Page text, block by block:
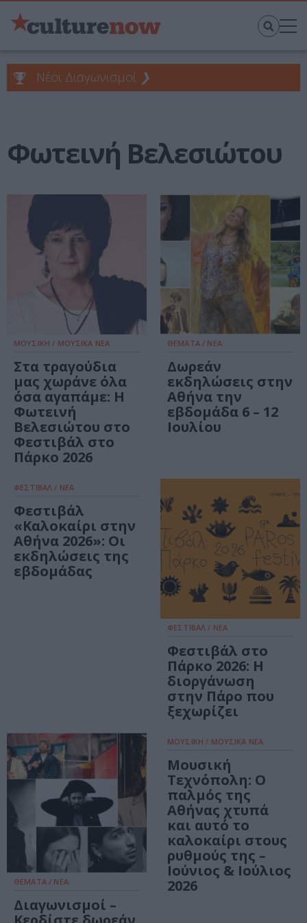
Νέοι Διαγωνισμοί ❯
Φωτεινή Βελεσιώτου
ΜΟΥΣΙΚΗ / ΜΟΥΣΙΚΑ ΝΕΑ
Στα τραγούδια
μας χωράνε όλα
όσα αγαπάμε: Η
Φωτεινή
Βελεσιώτου στο
Φεστιβάλ στο
Πάρκο 2026
ΘΕΜΑΤΑ / ΝΕΑ
Δωρεάν
εκδηλώσεις στην
Αθήνα την
εβδομάδα 6 – 12
Ιουλίου
ΦΕΣΤΙΒΑΛ / ΝΕΑ
Φεστιβάλ
«Καλοκαίρι στην
Αθήνα 2026»: Οι
εκδηλώσεις της
εβδομάδας
ΦΕΣΤΙΒΑΛ / ΝΕΑ
Φεστιβάλ στο
Πάρκο 2026: Η
διοργάνωση
στην Πάρο που
ξεχωρίζει
ΘΕΜΑΤΑ / ΝΕΑ
Διαγωνισμοί –
ΜΟΥΣΙΚΗ / ΜΟΥΣΙΚΑ ΝΕΑ
Μουσική
Τεχνόπολη: Ο
παλμός της
Αθήνας χτυπά
και αυτό το
καλοκαίρι στους
ρυθμούς της –
Ιούνιος & Ιούλιος
2026